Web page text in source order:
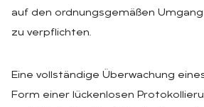
auf den ordnungsgemäßen
zu verpflichten.
Eine vollständige Überwachung
Form einer lückenlosen